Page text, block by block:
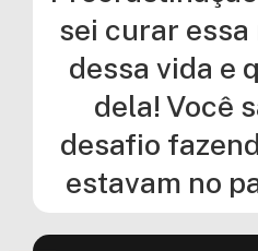
sei curar essa
dessa vida e
dela! Você
desafio
estavam no